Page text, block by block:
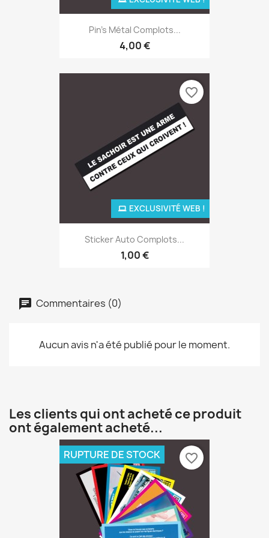
Pin's Métal Complots...
4,00 €
Sticker Auto Complots...
1,00 €
EXCLUSIVITÉ WEB !
favorite_border
Commentaires (0)
Aucun avis n'a été publié pour le moment.
Les clients qui ont acheté ce produit
ont également acheté...
RUPTURE DE STOCK favorite_border